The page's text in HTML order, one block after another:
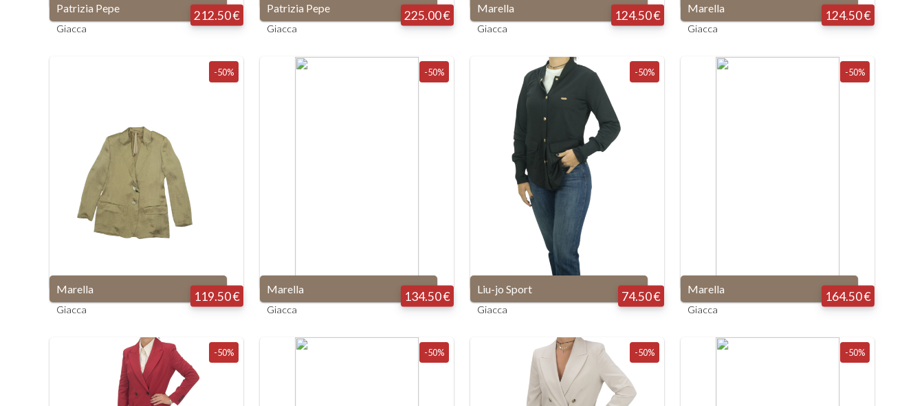
Patrizia Pepe
Giacca
212.50 €
Patrizia Pepe
Giacca
225.00 €
Marella
Giacca
124.50 €
Marella
Giacca
124.50 €
-50%
Marella
Giacca
119.50 €
-50%
Marella
Giacca
134.50 €
-50%
Liu-jo Sport
Giacca
74.50 €
-50%
Marella
Giacca
164.50 €
-50% -50% -50% -50%